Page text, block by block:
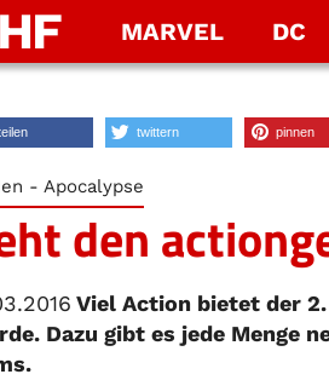
MARVEL DC
twittern pinnen
- Apocalypse
den
Viel Action bietet der
Dazu gibt es jede Menge